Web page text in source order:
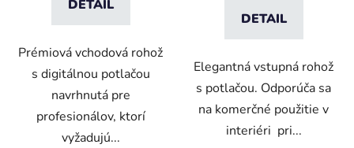
DETAIL
Prémiová vchodová rohož
s digitálnou potlačou
navrhnutá pre
profesionálov, ktorí
vyžadujú...
DETAIL
Elegantná vstupná rohož
s potlačou. Odporúča sa
na komerčné použitie v
interiéri pri...